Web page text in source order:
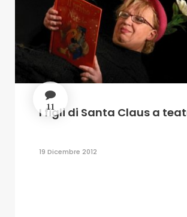
11
I figli di Santa Claus a
19 Dicembre 2012